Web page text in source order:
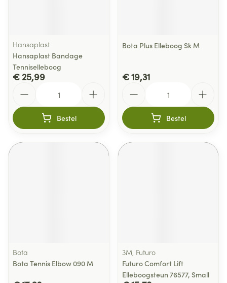
Hansaplast
Hansaplast Bandage
Tenniselleboog
€ 25,99
Bestel
Bota Plus Elleboog Sk M
€ 19,31
Bestel
Bota
Bota Tennis Elbow 090 M
3M, Futuro
Futuro Comfort Lift
Elleboogsteun 76577, Small